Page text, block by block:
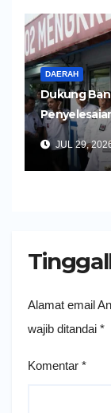
DAERAH
Dukung
Kediri
JUL 29,
Alamat email
wajib ditandai *
Komentar *